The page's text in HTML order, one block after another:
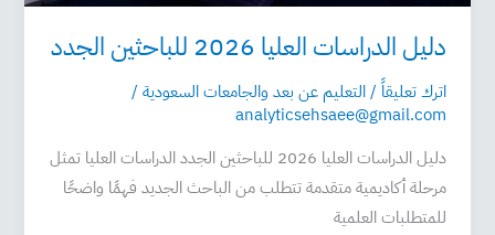
دليل الدراسات العليا 2026 للباحثين الجدد
اترك تعليقاً /التعليم عن بعد والجامعات السعودية /
analyticsehsaee@gmail.com
دليل الدراسات العليا 2026 للباحثين الجدد الدراسات العليا تمثل
مرحلة أكاديمية متقدمة تتطلب من الباحث الجديد فهمًا واضحًا
للمتطلبات العلمية